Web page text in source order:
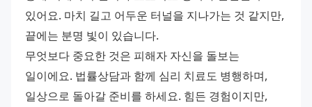
있어요. 마치 길고 어두운 터널을 지나가는 것 같지만,
끝에는 분명 빛이 있습니다.
무엇보다 중요한 것은 피해자 자신을 돌보는
일이에요. 법률상담과 함께 심리 치료도 병행하며,
일상으로 돌아갈 준비를 하세요. 힘든 경험이지만,